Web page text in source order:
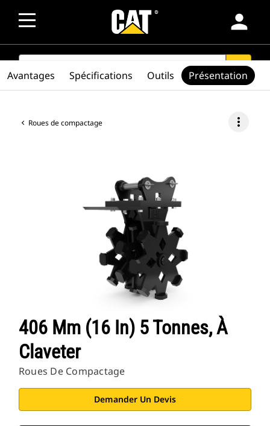
person
SEARCH search
Roues de compactage more_vert
406 Mm (16 In) 5 Tonnes, À
Claveter
Roues De Compactage
Demander Un Devis
Avantages Spécifications Outils Présentation